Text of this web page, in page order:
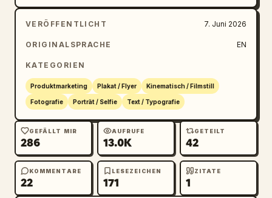
Kopf leicht zur Seite gedreht, Blick abseits
der Kamera
Beleuchtung:
Lighting)
Starkes Gegenlicht in Teamfarben von links
Weiches, warmes Hauptlicht zur Beleuchtung
VERÖFFENTLICHT 7. Juni 2026
ORIGINALSPRACHE EN
KATEGORIEN
Produktmarketing Plakat / Flyer Kinematisch / Filmstill
Fotografie Porträt / Selfie Text / Typografie
GEFÄLLT MIR
286
AUFRUFE
13.0K
GETEILT
42
KOMMENTARE
22
LESEZEICHEN
171
ZITATE
1